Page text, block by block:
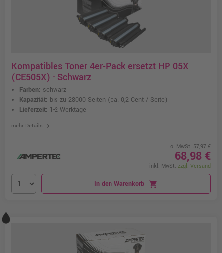
Kompatibles Toner 4er-Pack ersetzt HP 05X
(CE505X) · Schwarz
Farben: schwarz
Kapazität: bis zu 28000 Seiten (ca. 0,2 Cent / Seite)
Lieferzeit: 1-2 Werktage
mehr Details chevron_right
o. MwSt. 57,97 €
68,98 €
inkl. MwSt. zzgl. Versand
In den Warenkorb shopping_cart